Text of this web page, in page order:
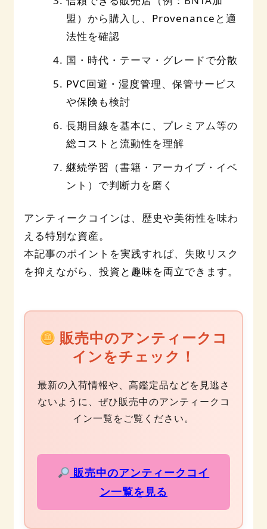
盟）から購入し、 Provenance と適
法性を確認
国・時代・テーマ・グレードで分散
PVC回避・湿度管理、保管サービス
や保険も検討
長期目線を基本に、プレミアム等の
総コスト と流動性を理解
継続学習 （書籍・アーカイブ・イベ
ント）で判断力を磨く
アンティークコインは、歴史や美術性を味わ
える特別な資産。
本記事のポイントを実践すれば、失敗リスク
を抑えながら、投資と趣味を両立できます。
販売中のアンティークコ
インをチェック！
最新の入荷情報や、高鑑定品などを見逃さ
ないように、ぜひ販売中のアンティークコ
イン一覧をご覧ください。
販売中のアンティークコイ
ン一覧を見る